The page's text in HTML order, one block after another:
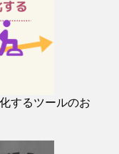
するツールのお